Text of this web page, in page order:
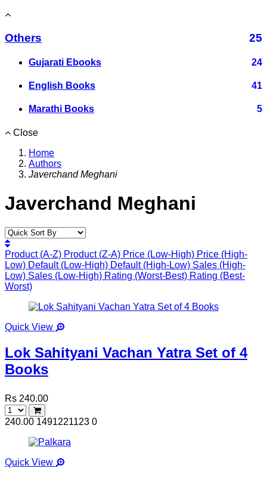
Others 25
Gujarati Ebooks 24
English Books 41
Marathi Books 5
Close
Home
Authors
Javerchand Meghani
Javerchand Meghani
Product (A-Z) Product (Z-A) Price (Low-High) Price (High-
Low) Default (Low-High) Default (High-Low) Sales (High-
Low) Sales (Low-High) Rating (Worst-Best) Rating (Best-
Worst)
Quick View
Lok Sahityani Vachan Yatra Set of 4
Books
Rs 240.00
240.00 1491221123 0
Quick View